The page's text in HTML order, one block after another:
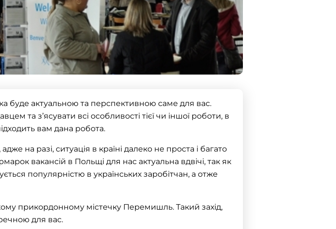
буде актуальною та перспективною саме для вас.
та з’ясувати всі особливості тієї чи іншої роботи, в
вам дана робота.
на разі, ситуація в країні далеко не проста і багато
вакансій в Польщі для нас актуальна вдвічі, так як
популярністю в українських заробітчан, а отже
прикордонному містечку Перемишль. Такий захід,
для вас.